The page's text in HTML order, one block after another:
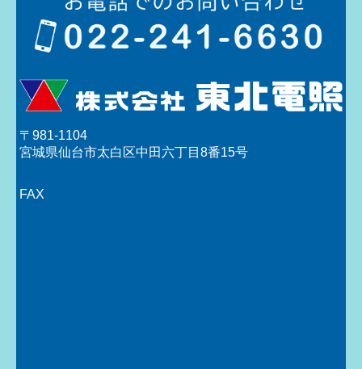
〒981-1104
宮城県仙台市太白区中田六丁目8番15号
FAX